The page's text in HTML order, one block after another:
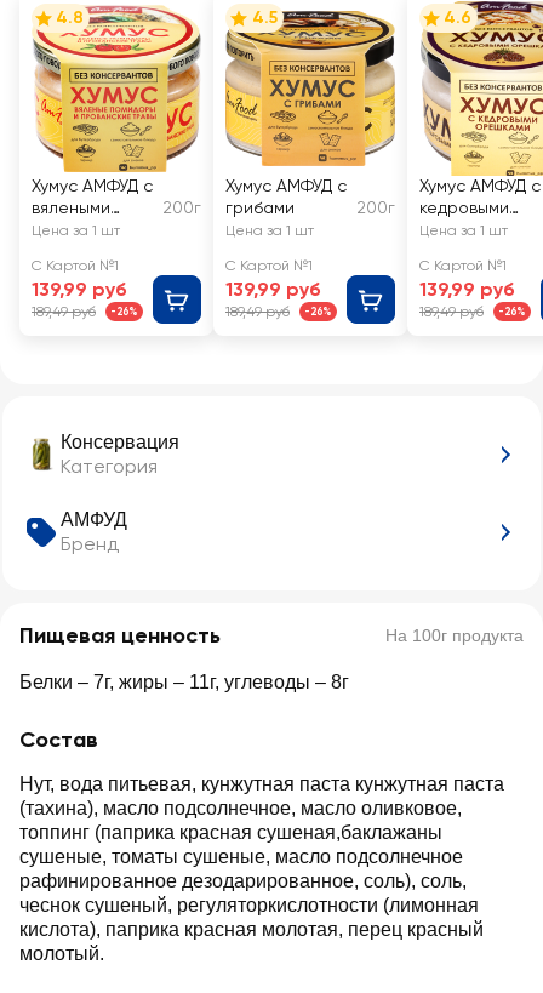
Консервация
Категория
АМФУД
Бренд
Пищевая ценность На 100г продукта
Белки – 7г, жиры – 11г, углеводы – 8г
Состав
Нут, вода питьевая, кунжутная паста кунжутная паста
(тахина), масло подсолнечное, масло оливковое,
топпинг (паприка красная сушеная,баклажаны
сушеные, томаты сушеные, масло подсолнечное
рафинированное дезодарированное, соль), соль,
чеснок сушеный, регуляторкислотности (лимонная
кислота), паприка красная молотая, перец красный
молотый.
4.8
Хумус АМФУД с
вялеными
помидорами и
травами
200г
Цена за 1 шт
С Картой №1
139,99 руб
189,49 руб -26%
4.5
Хумус АМФУД с
грибами
200г
Цена за 1 шт
С Картой №1
139,99 руб
189,49 руб -26%
4.6
Хумус АМФУД с
кедровыми
орешками
Цена за 1 шт
С Картой №1
139,99 руб
189,49 руб -26%